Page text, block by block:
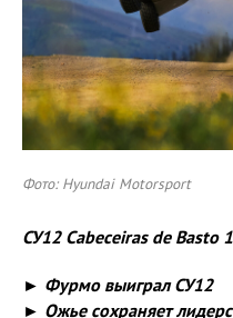
Фото: Hyundai Motorsport
СУ12 Cabeceiras deBasto
► Фурмо выиграл СУ12
► Ожье сохраняет